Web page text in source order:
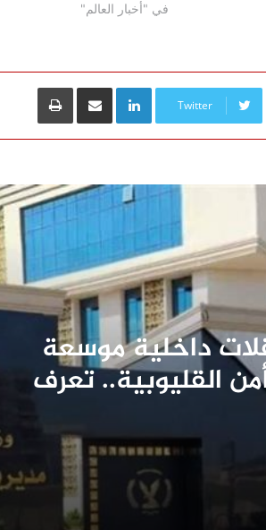
في "أخبار العالم"
Twitter
LinkedInمشاركة عبر البريد طباعة
داخلية موسعة
القليوبية.. تعرف